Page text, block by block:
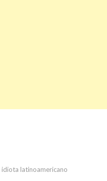
idiota latinoamericano